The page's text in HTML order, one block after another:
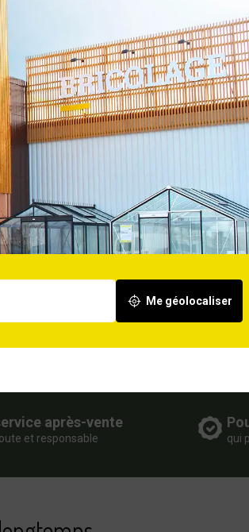
Masque de soudure GYS
Master 11 True color
après-vente
et responsable qui
Me géolocaliser